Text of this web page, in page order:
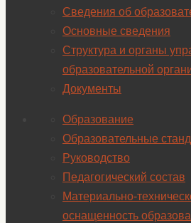
Сведения об
Основные сведения
Структура и органы
образовательной
Документы
Образование
Образовательные
Руководство
Педагогический состав
Материально-
оснащенность